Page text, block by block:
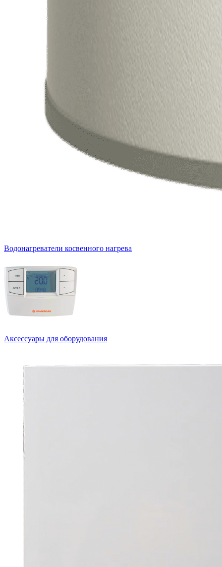
Водонагреватели косвенного нагрева
Аксессуары для оборудования